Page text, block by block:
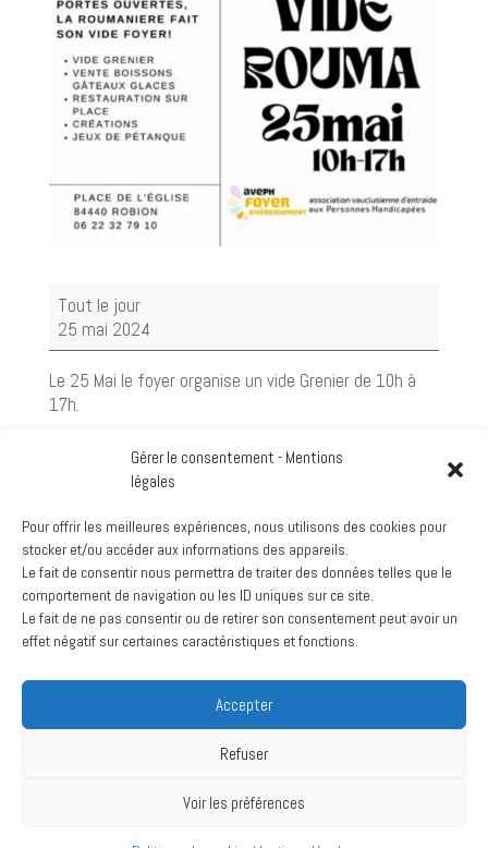
Gérer le consentement - Mentions
légales
Pour offrir les meilleures expériences, nous utilisons des cookies pour
stocker et/ou accéder aux informations des appareils.
Le fait de consentir nous permettra de traiter des données telles que le
comportement de navigation ou les ID uniques sur ce site.
Le fait de ne pas consentir ou de retirer son consentement peut avoir un
effet négatif sur certaines caractéristiques et fonctions.
Accepter
Refuser
Voir les préférences
Vide
Grenier
Organisé
L'AVEPH
-
Tout le jour
25 mai 2024
Le 25 Mai le foyer organise un vide Grenier de 10h à
17h.
Foyer de la Roumanière
View Location
Google
Voir le calendrier complet
Archives